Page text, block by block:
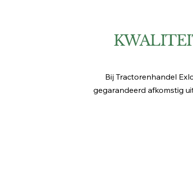
Bij Tractorenhandel
gegarandeerd afkomstig